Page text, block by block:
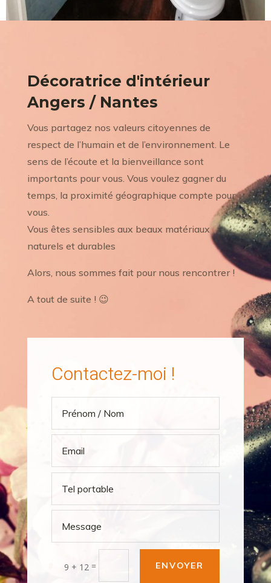
Décoratrice d'intérieur
Angers / Nantes
Vous partagez nos valeurs citoyennes de
respect de l’humain et de l’environnement. Le
sens de l’écoute et la bienveillance sont
importants pour vous. Vous voulez gagner du
temps, la proximité géographique compte pour
vous.
Vous êtes sensibles aux beaux matériaux
naturels et durables
Alors, nous sommes fait pour nous rencontrer !
A tout de suite ! 😉
Contactez-moi !
9 + 12 = ENVOYER